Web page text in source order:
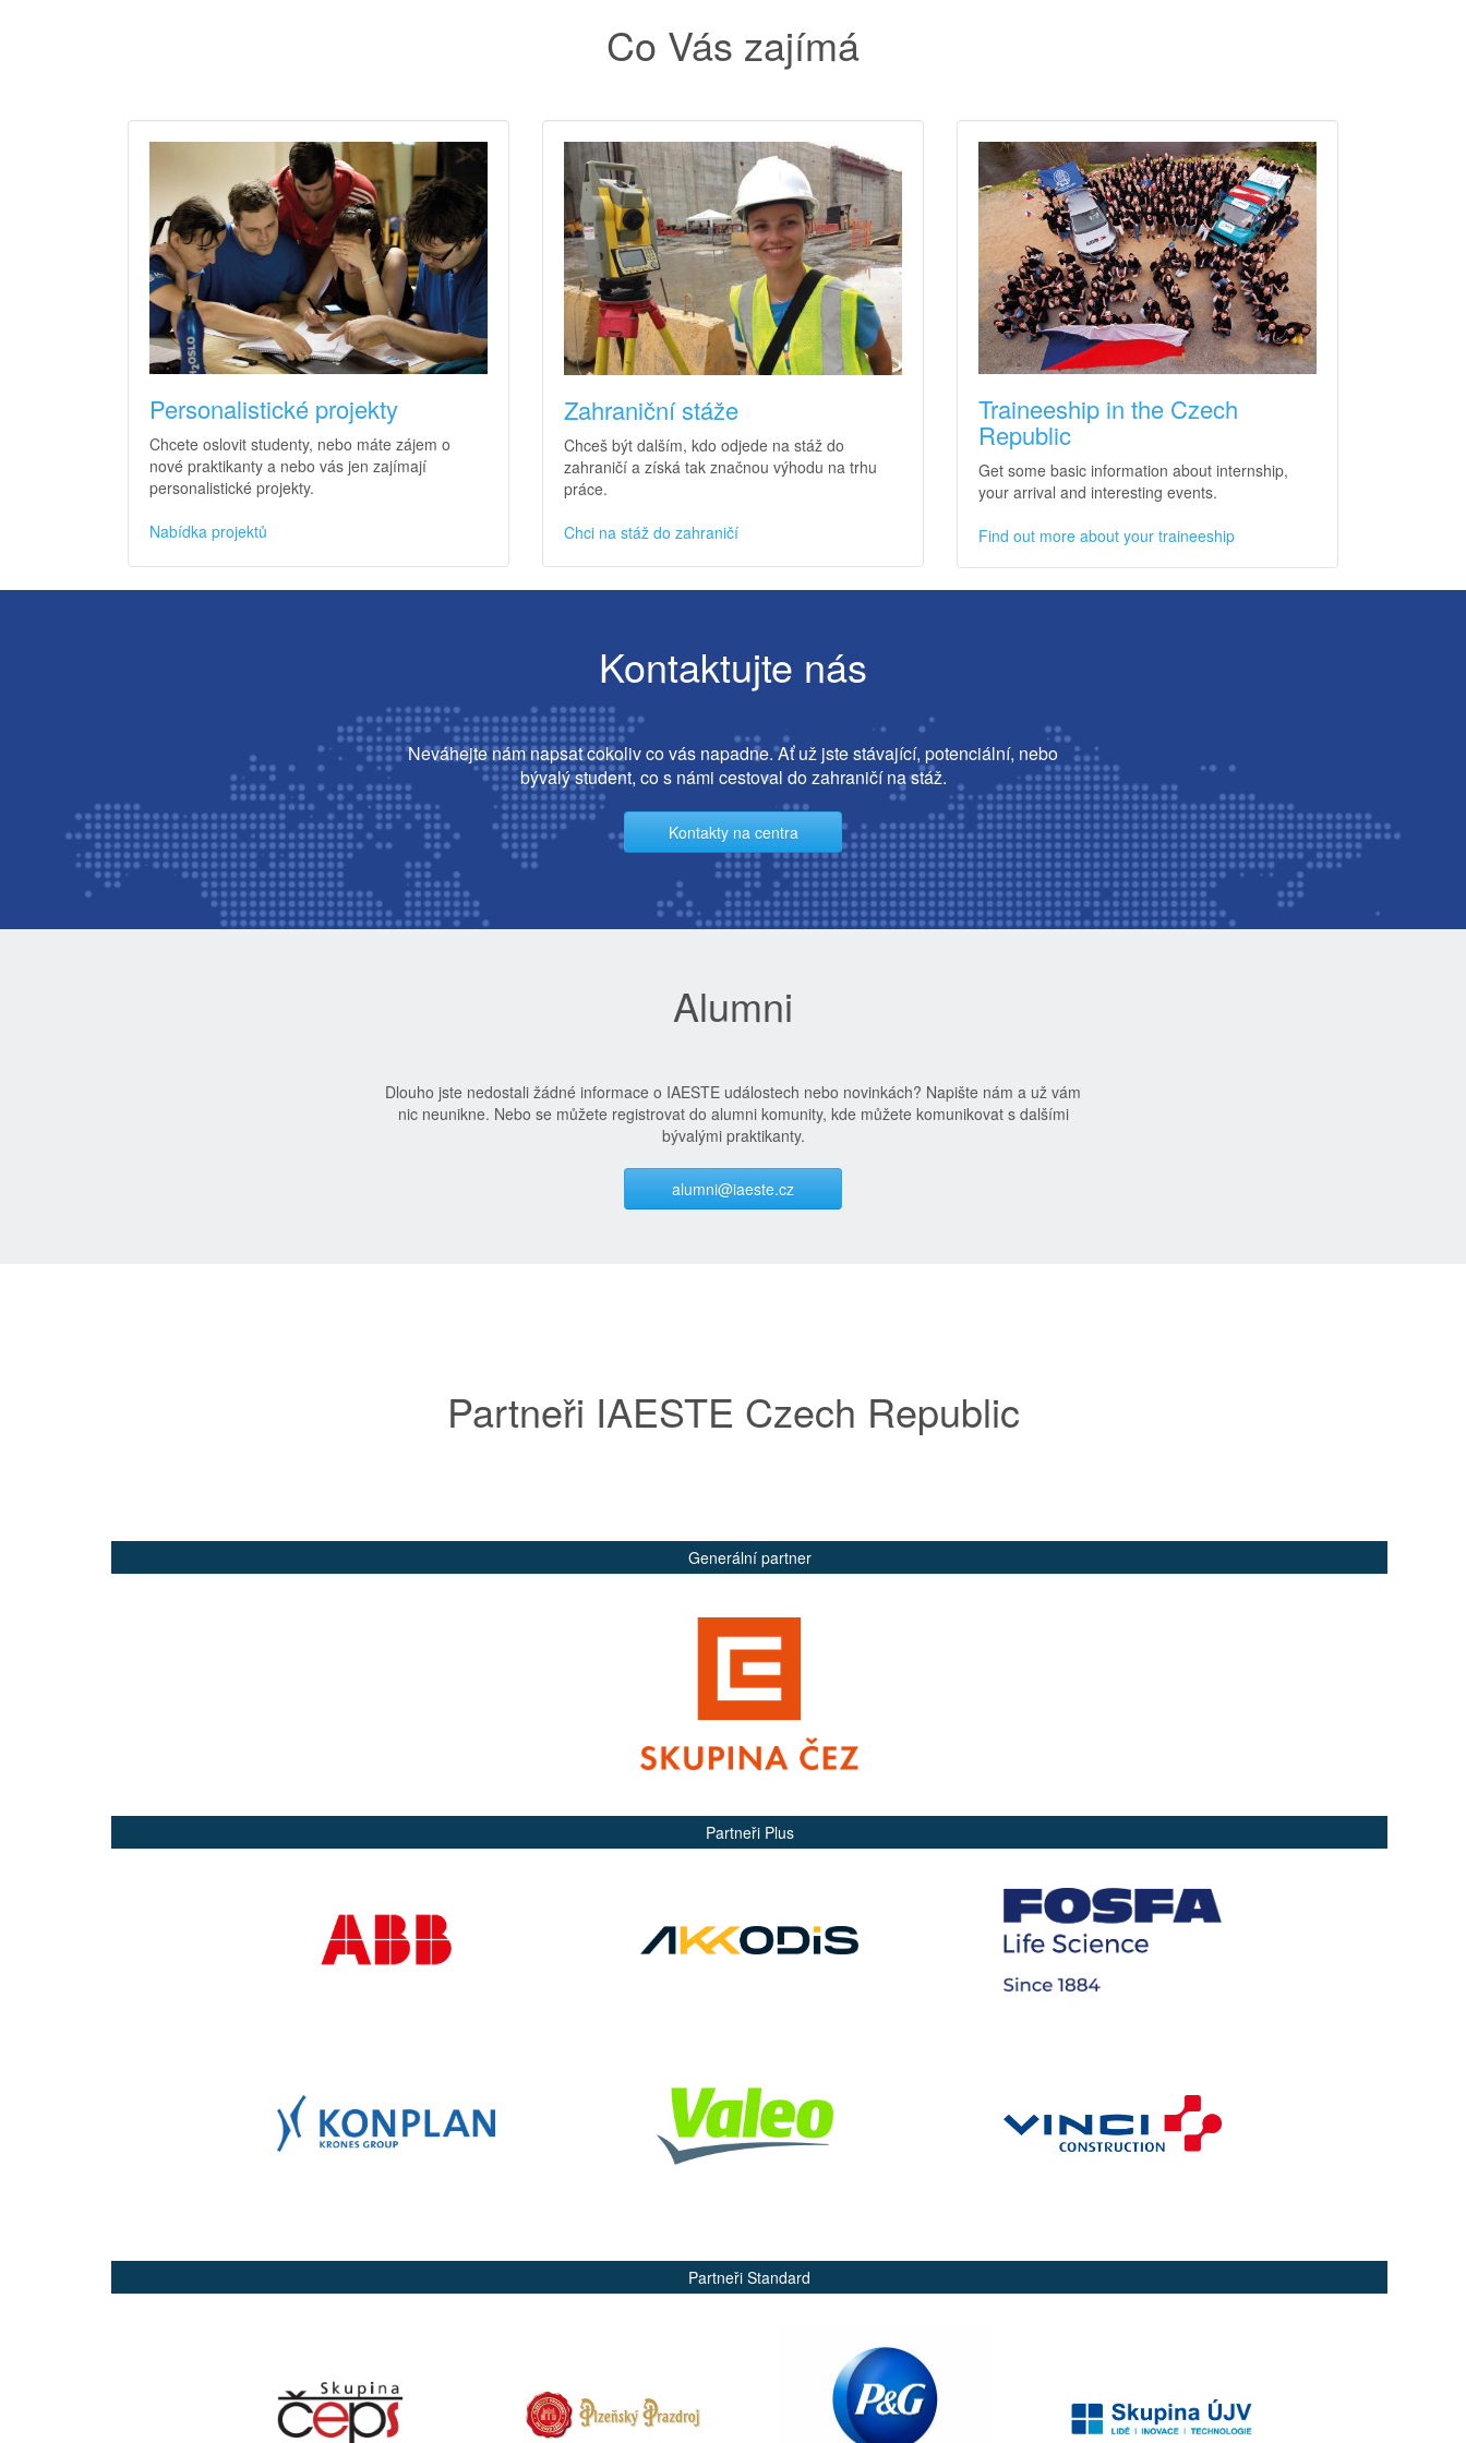
Co Vás zajímá
Personalistické projekty
Chcete oslovit studenty, nebo máte zájem o
nové praktikanty a nebo vás jen zajímají
personalistické projekty.
Nabídka projektů
Zahraniční stáže
Chceš být dalším, kdo odjede na stáž do
zahraničí a získá tak značnou výhodu na trhu
práce.
Chci na stáž do zahraničí
Traineeship in the Czech
Republic
Get some basic information about internship,
your arrival and interesting events.
Find out more about your traineeship
Kontaktujte nás
Neváhejte nám napsat cokoliv co vás napadne. Ať už jste stávající, potenciální, nebo
bývalý student, co s námi cestoval do zahraničí na stáž.
Kontakty na centra
Alumni
Dlouho jste nedostali žádné informace o IAESTE událostech nebo novinkách? Napište nám a už vám
nic neunikne. Nebo se můžete registrovat do alumni komunity, kde můžete komunikovat s dalšími
bývalými praktikanty.
alumni@iaeste.cz
Partneři IAESTE Czech Republic
Generální partner
Partneři Plus
Partneři Standard